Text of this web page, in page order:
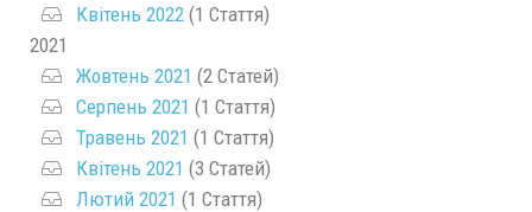
Квітень 2022 (1 Стаття)
2021
Жовтень 2021 (2 Статей)
Серпень 2021 (1 Стаття)
Травень 2021 (1 Стаття)
Квітень 2021 (3 Статей)
Лютий 2021 (1 Стаття)